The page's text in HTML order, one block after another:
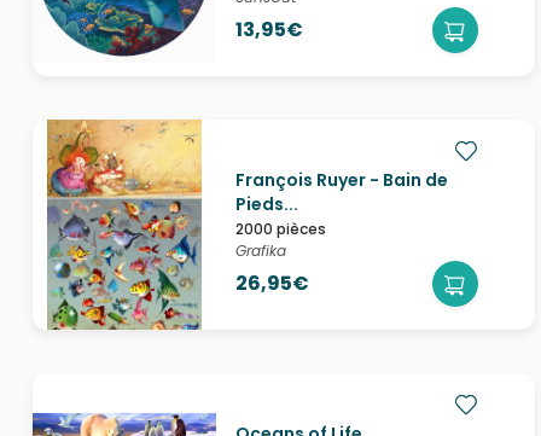
13,95€
François Ruyer - Bain de
Pieds...
2000 pièces
Grafika
26,95€